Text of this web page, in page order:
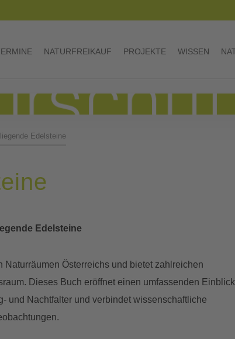
NATURFREIKAUF PROJEKTE WISSEN
Edelsteine
Edelsteine
Österreichs und bietet zahlreichen
Dieses Buch eröffnet einen umfassenden
und Nachtfalter und verbindet wissenschaftliche